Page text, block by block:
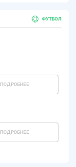
ФУТБОЛ
ПОДРОБНЕЕ
ПОДРОБНЕЕ